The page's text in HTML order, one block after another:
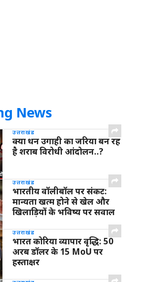
News
उत्तराखंड
क्या धन उगाही का जरिया बन रह
है शराब विरोधी आंदोलन..?
उत्तराखंड
भारतीय वॉलीबॉल पर संकट:
मान्यता खत्म होने से खेल और
खिलाड़ियों के भविष्य पर सवाल
उत्तराखंड
भारत कोरिया व्यापार वृद्धि: 50
अरब डॉलर के 15 MoU पर
हस्ताक्षर